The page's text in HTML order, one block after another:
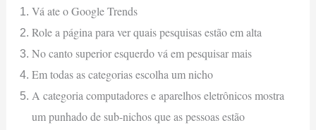
Vá ate o Google Trends
Role a página para ver quais pesquisas estão em alta
No canto superior esquerdo vá em pesquisar mais
Em todas as categorias escolha um nicho
A categoria computadores e aparelhos eletrônicos mostra
um punhado de sub-nichos que as pessoas estão